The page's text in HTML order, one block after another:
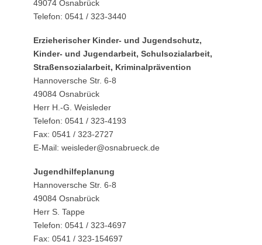
49074 Osnabrück
Telefon: 0541 / 323-3440
Erzieherischer Kinder- und Jugendschutz,
Kinder- und Jugendarbeit, Schulsozialarbeit,
Straßensozialarbeit, Kriminalprävention
Hannoversche Str. 6-8
49084 Osnabrück
Herr H.-G. Weisleder
Telefon: 0541 / 323-4193
Fax: 0541 / 323-2727
E-Mail: weisleder@osnabrueck.de
Jugendhilfeplanung
Hannoversche Str. 6-8
49084 Osnabrück
Herr S. Tappe
Telefon: 0541 / 323-4697
Fax: 0541 / 323-154697